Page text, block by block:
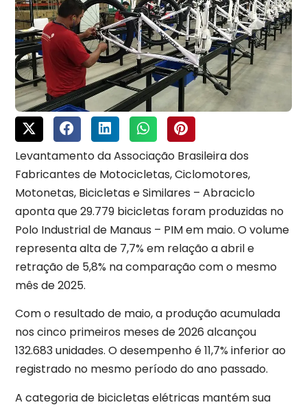
Levantamento da Associação Brasileira dos
Fabricantes de Motocicletas, Ciclomotores,
Motonetas, Bicicletas e Similares – Abraciclo
aponta que 29.779 bicicletas foram produzidas no
Polo Industrial de Manaus – PIM em maio. O volume
representa alta de 7,7% em relação a abril e
retração de 5,8% na comparação com o mesmo
mês de 2025.
Com o resultado de maio, a produção acumulada
nos cinco primeiros meses de 2026 alcançou
132.683 unidades. O desempenho é 11,7% inferior ao
registrado no mesmo período do ano passado.
A categoria de bicicletas elétricas mantém sua